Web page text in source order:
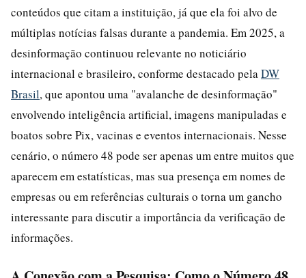
conteúdos que citam a instituição, já que ela foi alvo de
múltiplas notícias falsas durante a pandemia. Em 2025, a
desinformação continuou relevante no noticiário
internacional e brasileiro, conforme destacado pela DW
Brasil, que apontou uma "avalanche de desinformação"
envolvendo inteligência artificial, imagens manipuladas e
boatos sobre Pix, vacinas e eventos internacionais. Nesse
cenário, o número 48 pode ser apenas um entre muitos que
aparecem em estatísticas, mas sua presença em nomes de
empresas ou em referências culturais o torna um gancho
interessante para discutir a importância da verificação de
informações.